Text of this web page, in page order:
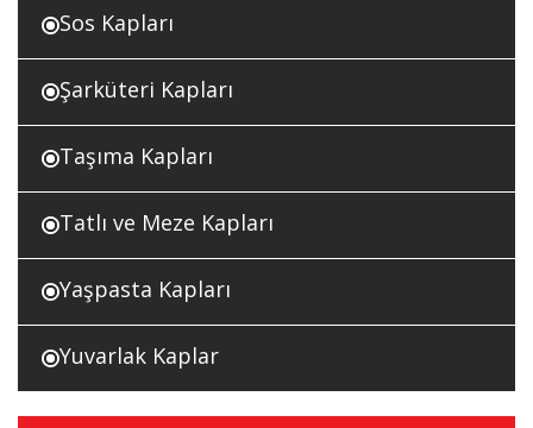
Sos Kapları
Şarküteri Kapları
Taşıma Kapları
Tatlı ve Meze Kapları
Yaşpasta Kapları
Yuvarlak Kaplar